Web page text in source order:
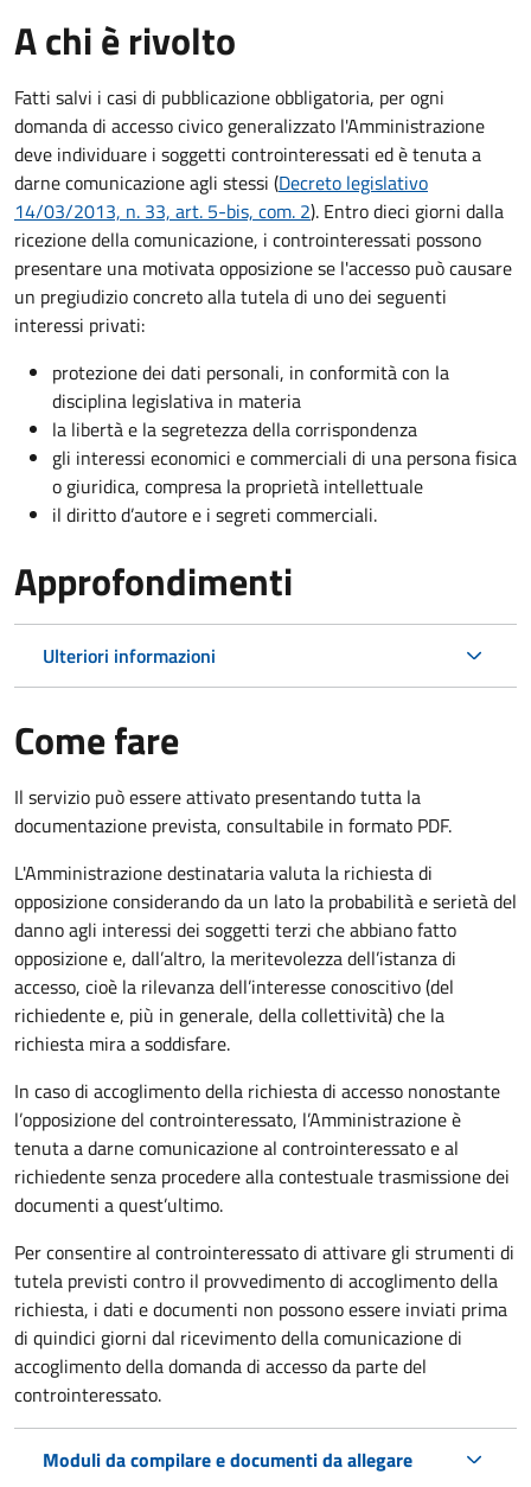
A chi è rivolto
Fatti salvi i casi di pubblicazione obbligatoria, per ogni
domanda di accesso civico generalizzato l'Amministrazione
deve individuare i soggetti controinteressati ed è tenuta a
darne comunicazione agli stessi (Decreto legislativo
14/03/2013, n. 33, art. 5-bis, com. 2). Entro dieci giorni dalla
ricezione della comunicazione, i controinteressati possono
presentare una motivata opposizione se l'accesso può causare
un pregiudizio concreto alla tutela di uno dei seguenti
interessi privati:
protezione dei dati personali, in conformità con la
disciplina legislativa in materia
la libertà e la segretezza della corrispondenza
gli interessi economici e commerciali di una persona fisica
o giuridica, compresa la proprietà intellettuale
il diritto d’autore e i segreti commerciali.
Approfondimenti
Ulteriori informazioni
Come fare
Il servizio può essere attivato presentando tutta la
documentazione prevista, consultabile in formato PDF.
L'Amministrazione destinataria valuta la richiesta di
opposizione considerando da un lato la probabilità e serietà del
danno agli interessi dei soggetti terzi che abbiano fatto
opposizione e, dall’altro, la meritevolezza dell’istanza di
accesso, cioè la rilevanza dell’interesse conoscitivo (del
richiedente e, più in generale, della collettività) che la
richiesta mira a soddisfare.
In caso di accoglimento della richiesta di accesso nonostante
l’opposizione del controinteressato, l’Amministrazione è
tenuta a darne comunicazione al controinteressato e al
richiedente senza procedere alla contestuale trasmissione dei
documenti a quest’ultimo.
Per consentire al controinteressato di attivare gli strumenti di
tutela previsti contro il provvedimento di accoglimento della
richiesta, i dati e documenti non possono essere inviati prima
di quindici giorni dal ricevimento della comunicazione di
accoglimento della domanda di accesso da parte del
controinteressato.
Moduli da compilare e documenti da allegare